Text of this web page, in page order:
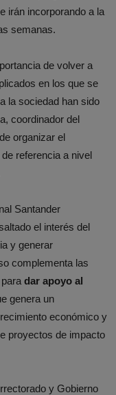
irán incorporando a la
semanas.
de volver a
en los que se
la sociedad han sido
coordinador del
organizar el
referencia a nivel
Santander
el interés del
y generar
complementa las
dar apoyo al
genera un
económico y
proyectos de impacto
y Gobierno